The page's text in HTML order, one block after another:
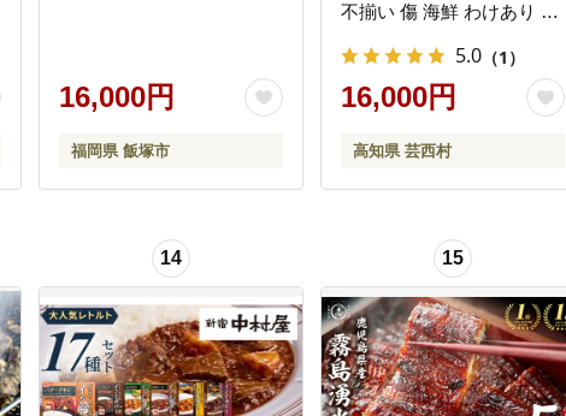
16,000円
福岡県 飯塚市
不揃い 傷 海鮮 わけあり 人
つおのたたき
5.0 （1）
16,000円
高知県 芸西村
14 15